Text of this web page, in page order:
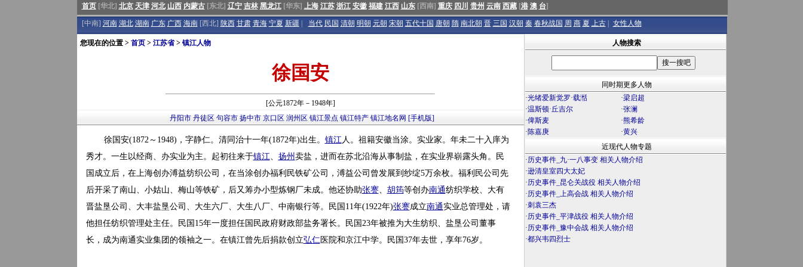
首页[华北] 北京 天津 河北 山西 内蒙古[东北] 辽宁 吉林 黑龙江[华东] 上海 江苏 浙江 安徽 福建 江西 山东[西南] 重庆 四川 贵州 云南 西藏[港 澳 台]
[中南] 河南 湖北 湖南 广东 广西 海南[西北] 陕西 甘肃 青海 宁夏 新疆 当代 民国 清朝 明朝 元朝 宋朝 五代十国 唐朝 隋 南北朝 晋 三国 汉朝 秦 春秋战国 周 商 夏 上古 女性人物
您现在的位置 > 首页> 江苏省> 镇江人物
徐国安
[公元1872年－1948年]
丹阳市 丹徒区 句容市 扬中市 京口区 润州区 镇江景点 镇江特产 镇江地名网 [手机版]
徐国安(1872～1948)，字静仁。清同治十一年(1872年)出生。 镇江人。祖籍安徽当涂。实业家。年未二十入庠为
秀才。一生以经商、办实业为主。起初往来于镇江、 扬州 卖盐，进而在苏北沿海从事制盐，在实业界崭露头角。民
国成立后，在上海创办溥益纺织公司，在当涂创办福利民铁矿公司，溥益公司曾发展到纱绽5万余枚。福利民公司先
后开采了南山、小姑山、梅山等铁矿，后又筹办小型炼钢厂未成。他还协助张謇、 胡筠等创办南通纺织学校、大有
晋盐垦公司、大丰盐垦公司、大生六厂、大生八厂、中南银行等。民国11年(1922年)张謇成立南通实业总管理处，请
他担任纺织管理处主任。民国15年一度担任国民政府财政部盐务署长。民国23年被推为大生纺织、盐垦公司董事
长，成为南通实业集团的领袖之一。在镇江曾先后捐款创立弘仁医院和京江中学。民国37年去世，享年76岁。
人物搜索
同时期更多人物
·光绪爱新觉罗·载湉 ·梁启超
·温斯顿·丘吉尔 ·张澜
·俾斯麦 ·熊希龄
·陈嘉庚 ·黄兴
近现代人物专题
·历史事件_九·一八事变 相关人物介绍
·逊清皇室四大太妃
·历史事件_昆仑关战役 相关人物介绍
·历史事件_上高会战 相关人物介绍
·刺袁三杰
·历史事件_平津战役 相关人物介绍
·历史事件_豫中会战 相关人物介绍
·都兴韦四烈士